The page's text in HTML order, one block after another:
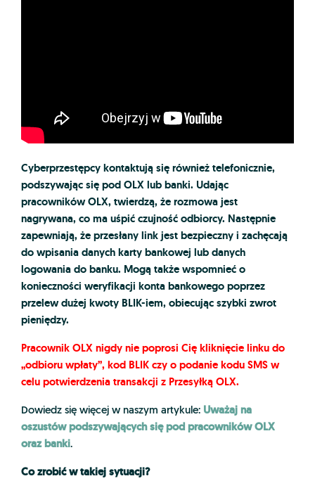
Cyberprzestępcy kontaktują się również telefonicznie,
podszywając się pod OLX lub banki. Udając
pracowników OLX, twierdzą, że rozmowa jest
nagrywana, co ma uśpić czujność odbiorcy. Następnie
zapewniają, że przesłany link jest bezpieczny i zachęcają
do wpisania danych karty bankowej lub danych
logowania do banku. Mogą także wspomnieć o
konieczności weryfikacji konta bankowego poprzez
przelew dużej kwoty BLIK-iem, obiecując szybki zwrot
pieniędzy.
Pracownik OLX nigdy nie poprosi Cię kliknięcie linku do
„odbioru wpłaty”, kod BLIK czy o podanie kodu SMS w
celu potwierdzenia transakcji z Przesyłką OLX.
Dowiedz się więcej w naszym artykule: Uważaj na
oszustów podszywających się pod pracowników OLX
oraz banki.
Co zrobić w takiej sytuacji?